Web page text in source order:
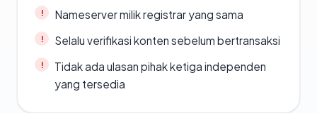
Nameserver milik registrar yang sama
Selalu verifikasi konten sebelum bertransaksi
Tidak ada ulasan pihak ketiga independen
yang tersedia